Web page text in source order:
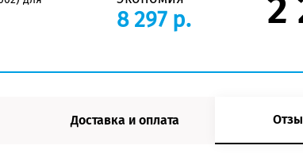
8 297 р. 2
Доставка и оплата